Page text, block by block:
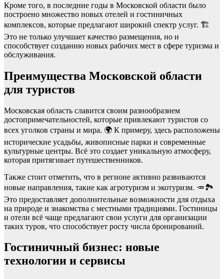
Кроме того, в последние годы в Московской области было
построено множество новых отелей и гостиничных
комплексов, которые предлагают широкий спектр услуг. 🏗️
Это не только улучшает качество размещения, но и
способствует созданию новых рабочих мест в сфере туризма и
обслуживания.
Преимущества Московской области
для туристов
Московская область славится своим разнообразием
достопримечательностей, которые привлекают туристов со
всех уголков страны и мира. 🌍 К примеру, здесь расположены
исторические усадьбы, живописные парки и современные
культурные центры. Всё это создает уникальную атмосферу,
которая притягивает путешественников.
Также стоит отметить, что в регионе активно развиваются
новые направления, такие как агротуризм и экотуризм. 🥕🏞️
Это предоставляет дополнительные возможности для отдыха
на природе и знакомства с местными традициями. Гостиницы
и отели всё чаще предлагают свои услуги для организации
таких туров, что способствует росту числа бронирований.
Гостиничный бизнес: новые
технологии и сервисы